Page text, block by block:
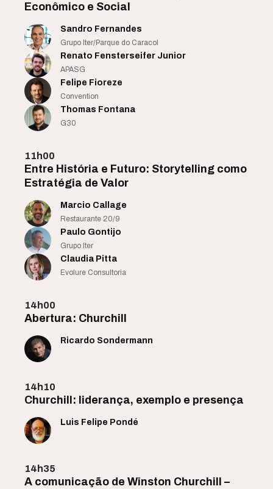
Econômico e Social
Sandro Fernandes
Grupo Iter/Parque do Caracol
Renato Fensterseifer Junior
APASG
Felipe Fioreze
Convention
Thomas Fontana
G30
11h00
Entre História e Futuro: Storytelling como
Estratégia de Valor
Marcio Callage
Restaurante 20/9
Paulo Gontijo
Grupo Iter
Claudia Pitta
Evolure Consultoria
14h00
Abertura: Churchill
Ricardo Sondermann
14h10
Churchill: liderança, exemplo e presença
Luis Felipe Pondé
14h35
A comunicação de Winston Churchill –